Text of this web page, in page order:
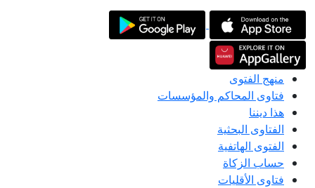
منهج الفتوى
فتاوى المحاكم والمؤسسات
هذا ديننا
الفتاوى البحثية
الفتوى الهاتفية
حساب الزكاة
فتاوى الأقليات